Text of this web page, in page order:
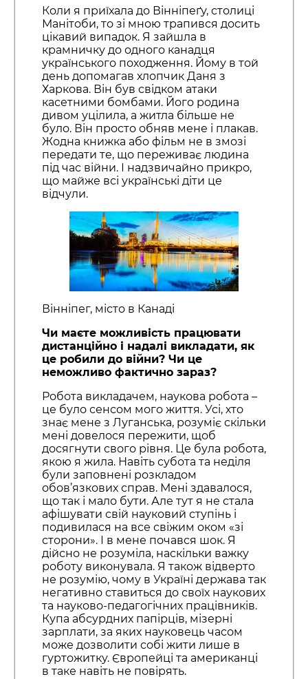
Коли я приїхала до Вінніпеґу, столиці
Манітоби, то зі мною трапився досить
цікавий випадок. Я зайшла в
крамничку до одного канадця
українського походження. Йому в той
день допомагав хлопчик Даня з
Харкова. Він був свідком атаки
касетними бомбами. Його родина
дивом уцілила, а житла більше не
було. Він просто обняв мене і плакав.
Жодна книжка або фільм не в змозі
передати те, що переживає людина
під час війни. І надзвичайно прикро,
що майже всі українські діти це
відчули.
Вінніпег, місто в Канаді
Чи маєте можливість працювати
дистанційно і надалі викладати, як
це робили до війни? Чи це
неможливо фактично зараз?
Робота викладачем, наукова робота –
це було сенсом мого життя. Усі, хто
знає мене з Луганська, розуміє скільки
мені довелося пережити, щоб
досягнути свого рівня. Це була робота,
якою я жила. Навіть субота та неділя
були заповнені розкладом
обов’язкових справ. Мені здавалося,
що так і мало бути. Але тут я не стала
афішувати свій науковий ступінь і
подивилася на все свіжим оком «зі
сторони». І в мене почався шок. Я
дійсно не розуміла, наскільки важку
роботу виконувала. Я також відверто
не розумію, чому в Україні держава так
негативно ставиться до своїх наукових
та науково-педагогічних працівників.
Купа абсурдних папірців, мізерні
зарплати, за яких науковець часом
може дозволити собі жити лише в
гуртожитку. Європейці та американці
в таке навіть не повірять.